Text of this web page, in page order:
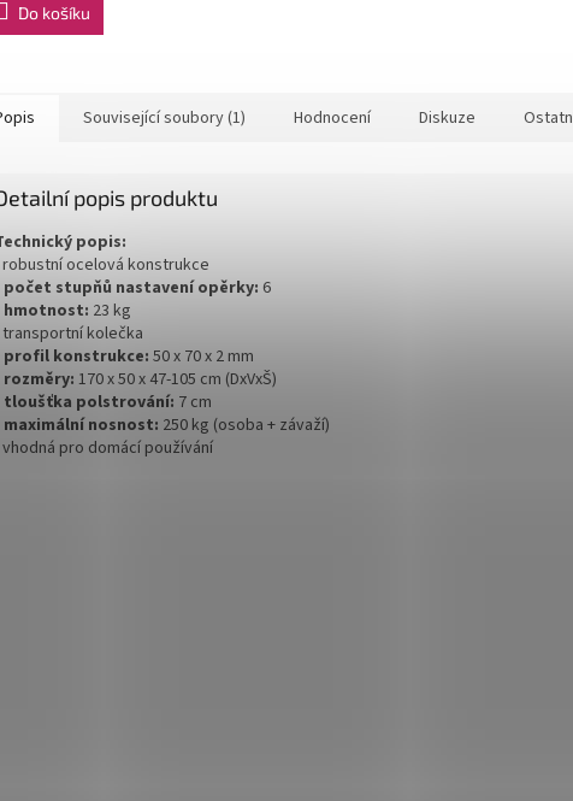
Do košíku
Související soubory (1) Hodnocení Diskuze
popis produktu
popis:
robustní ocelová konstrukce
počet stupňů nastavení opěrky: 6
hmotnost: 23 kg
transportní kolečka
profil konstrukce: 50 x 70 x 2 mm
rozměry:170 x 50 x 47-105 cm (DxVxŠ)
tloušťka polstrování: 7 cm
maximální nosnost: 250 kg (osoba + závaží)
pro domácí používání